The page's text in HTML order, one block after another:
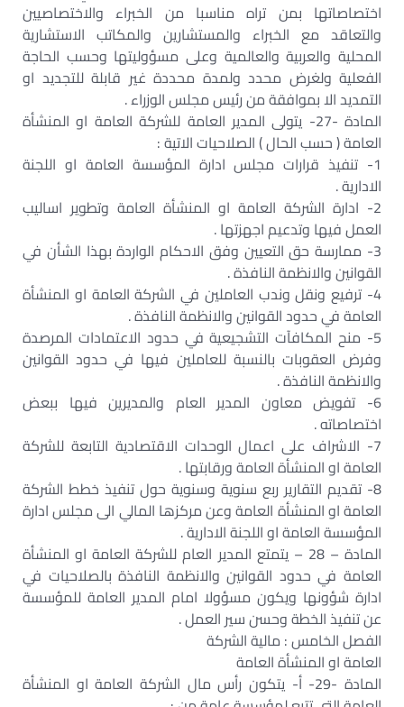
اختصاصاتها بمن تراه مناسبا من الخبراء والاختصاصيين
والتعاقد مع الخبراء والمستشارين والمكاتب الاستشارية
المحلية والعربية والعالمية وعلى مسؤوليتها وحسب الحاجة
الفعلية ولغرض محدد ولمدة محددة غير قابلة للتجديد او
التمديد الا بموافقة من رئيس مجلس الوزراء .‏
المادة -27- يتولى المدير العامة للشركة العامة او المنشأة
العامة ( حسب الحال ) الصلاحيات الاتية :‏
1- تنفيذ قرارات مجلس ادارة المؤسسة العامة او اللجنة
الادارية .‏
2- ادارة الشركة العامة او المنشأة العامة وتطوير اساليب
العمل فيها وتدعيم اجهزتها .‏
3- ممارسة حق التعيين وفق الاحكام الواردة بهذا الشأن في
القوانين والانظمة النافذة .‏
4- ترفيع ونقل وندب العاملين في الشركة العامة او المنشأة
العامة في حدود القوانين والانظمة النافذة .‏
5- منح المكافآت التشجيعية في حدود الاعتمادات المرصدة
وفرض العقوبات بالنسبة للعاملين فيها في حدود القوانين
والانظمة النافذة .‏
6- تفويض معاون المدير العام والمديرين فيها ببعض
اختصاصاته .‏
7- الاشراف على اعمال الوحدات الاقتصادية التابعة للشركة
العامة او المنشأة العامة ورقابتها .‏
8- تقديم التقارير ربع سنوية وسنوية حول تنفيذ خطط الشركة
العامة او المنشأة العامة وعن مركزها المالي الى مجلس ادارة
المؤسسة العامة او اللجنة الادارية .‏
المادة – 28 – يتمتع المدير العام للشركة العامة او المنشأة
العامة في حدود القوانين والانظمة النافذة بالصلاحيات في
ادارة شؤونها ويكون مسؤولا امام المدير العامة للمؤسسة
عن تنفيذ الخطة وحسن سير العمل .‏
الفصل الخامس : مالية الشركة‏
العامة او المنشأة العامة‏
المادة -29- أ- يتكون رأس مال الشركة العامة او المنشأة